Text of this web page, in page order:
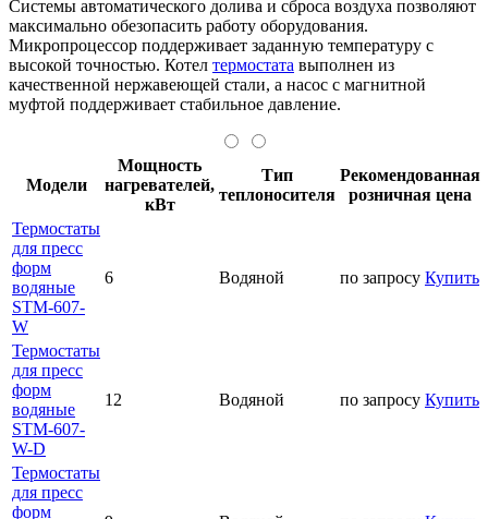
Системы автоматического долива и сброса воздуха позволяют
максимально обезопасить работу оборудования.
Микропроцессор поддерживает заданную температуру с
высокой точностью. Котел термостата выполнен из
качественной нержавеющей стали, а насос с магнитной
муфтой поддерживает стабильное давление.
Модели
Мощность
нагревателей,
кВт
Тип
теплоносителя
Рекомендованная
розничная цена
Термостаты
для пресс
форм
водяные
STM-607-
W
6 Водяной по запросу Купить
Термостаты
для пресс
форм
водяные
STM-607-
W-D
12 Водяной по запросу Купить
Термостаты
для пресс
форм